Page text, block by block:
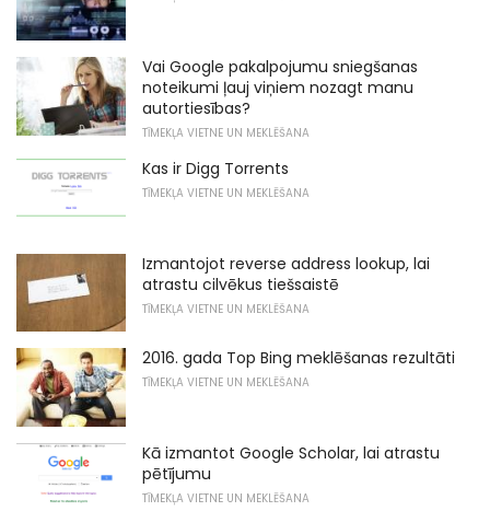
Vai Google pakalpojumu sniegšanas
noteikumi ļauj viņiem nozagt manu
autortiesības?
TĪMEKĻA VIETNE UN MEKLĒŠANA
Kas ir Digg Torrents
TĪMEKĻA VIETNE UN MEKLĒŠANA
Izmantojot reverse address lookup, lai
atrastu cilvēkus tiešsaistē
TĪMEKĻA VIETNE UN MEKLĒŠANA
2016. gada Top Bing meklēšanas rezultāti
TĪMEKĻA VIETNE UN MEKLĒŠANA
Kā izmantot Google Scholar, lai atrastu
pētījumu
TĪMEKĻA VIETNE UN MEKLĒŠANA